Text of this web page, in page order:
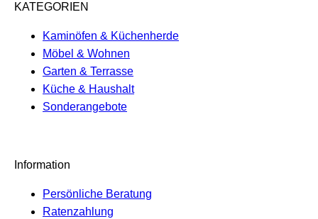
KATEGORIEN
Kaminöfen & Küchenherde
Möbel & Wohnen
Garten & Terrasse
Küche & Haushalt
Sonderangebote
Information
Persönliche Beratung
Ratenzahlung